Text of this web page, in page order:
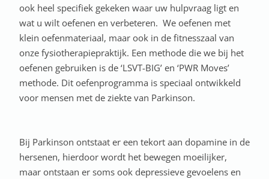
ook heel specifiek gekeken waar uw hulpvraag ligt en
wat u wilt oefenen en verbeteren. We oefenen met
klein oefenmateriaal, maar ook in de fitnesszaal van
onze fysiotherapiepraktijk. Een methode die we bij het
oefenen gebruiken is de ‘LSVT-BIG’ en ‘PWR Moves’
methode. Dit oefenprogramma is speciaal ontwikkeld
voor mensen met de ziekte van Parkinson.
Bij Parkinson ontstaat er een tekort aan dopamine in de
hersenen, hierdoor wordt het bewegen moeilijker,
maar ontstaan er soms ook depressieve gevoelens en